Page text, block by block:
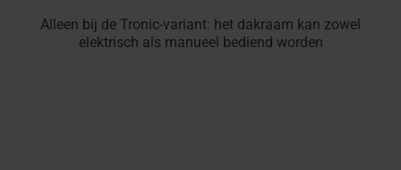
Alleen bij de Tronic-variant: het dakraam kan zowel
elektrisch als manueel bediend worden